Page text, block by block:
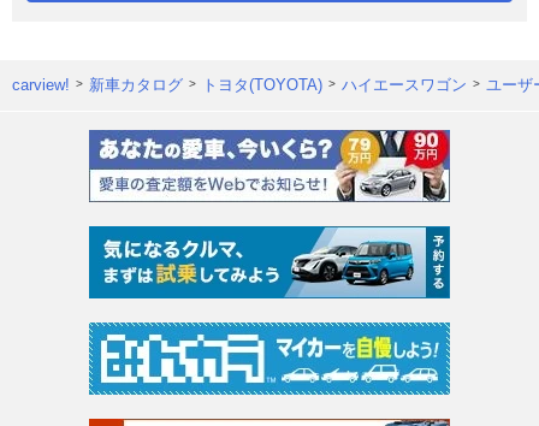
carview! 新車カタログ トヨタ(TOYOTA) ハイエースワゴン ユーザ